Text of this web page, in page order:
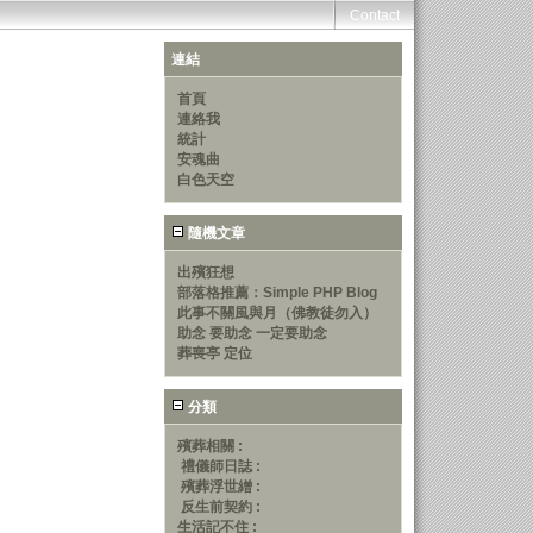
Contact
連結
首頁
連絡我
統計
安魂曲
白色天空
隨機文章
出殯狂想
部落格推薦：Simple PHP Blog
此事不關風與月（佛教徒勿入）
助念 要助念 一定要助念
葬喪亭 定位
分類
殯葬相關 :
禮儀師日誌 :
殯葬浮世繒 :
反生前契約 :
生活記不住 :